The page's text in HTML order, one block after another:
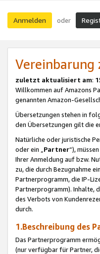
Anmelden oder
Vereinbarung
zuletzt aktualisiert am:
Willkommen auf Amazons
genannten Amazon-
Übersetzungen stehen in
den Übersetzungen gilt die
Natürliche oder juristische
oder ein „Partner“),
Ihrer Anmeldung auf bzw.
zu, die durch Bezugnahme
Partnerprogramm, die IP-
Partnerprogramm). Inhalte,
des Verbots von
durch.
1.Beschreibung des
Das Partnerprogramm
(nur verfügbar für Partner,